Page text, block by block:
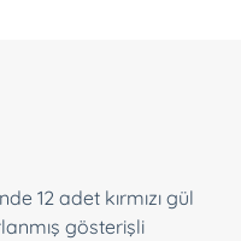
12 adet kırmızı gül
gösterişli